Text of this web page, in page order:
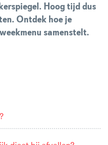
Hoog tijd dus
Ontdek hoe je
samenstelt.